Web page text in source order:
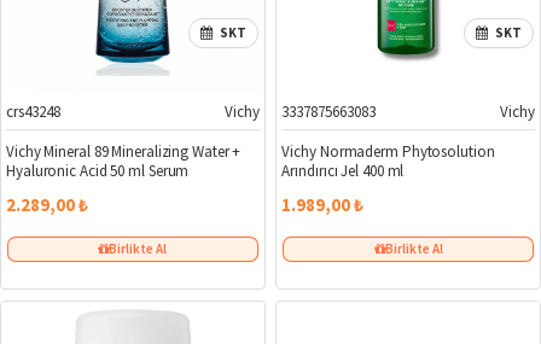
SKT
crs43248
Vichy
Vichy Mineral 89 Mineralizing Water +
Hyaluronic Acid 50 ml Serum
2.289,00 ₺
Birlikte Al
Yeni
SKT
3337875663083
Vichy
Vichy Normaderm Phytosolution
Arındırıcı Jel 400 ml
1.989,00 ₺
Birlikte Al